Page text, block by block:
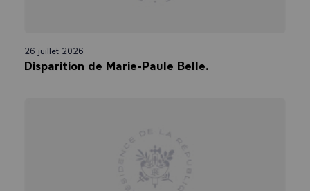
26 juillet 2026
Disparition de Marie-Paule Belle.